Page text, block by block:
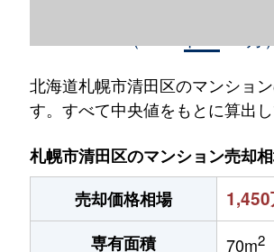
北海道札幌市清田区のマンショ
す。すべて中央値をもとに算出し
札幌市清田区のマンション売却
売却価格相場
専有面積 70m2